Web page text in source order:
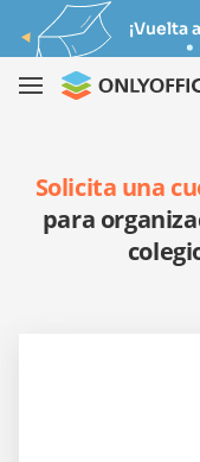
¡Vuelta
Solicita una
para